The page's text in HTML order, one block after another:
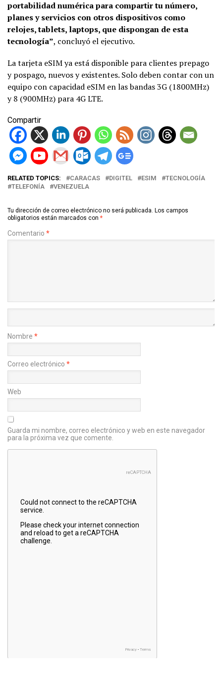
portabilidad numérica para compartir tu número,
planes y servicios con otros dispositivos como
relojes, tablets, laptops, que dispongan de esta
tecnología”, concluyó el ejecutivo.
La tarjeta eSIM ya está disponible para clientes prepago
y pospago, nuevos y existentes. Solo deben contar con un
equipo con capacidad eSIM en las bandas 3G (1800MHz)
y 8 (900MHz) para 4G LTE.
Compartir
RELATED TOPICS: CARACAS DIGITEL ESIM
TECNOLOGÍA
TELEFONÍA
VENEZUELA
Tu dirección de correo electrónico no será publicada. Los campos
obligatorios están marcados con *
Comentario *
Nombre *
Correo electrónico *
Web
Guarda mi nombre, correo electrónico y web en este navegador
para la próxima vez que comente.